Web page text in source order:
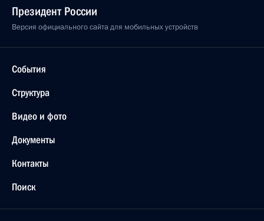
Президент России
Версия официального сайта для мобильных устройств
События
Структура
Видео и фото
Документы
Контакты
Поиск